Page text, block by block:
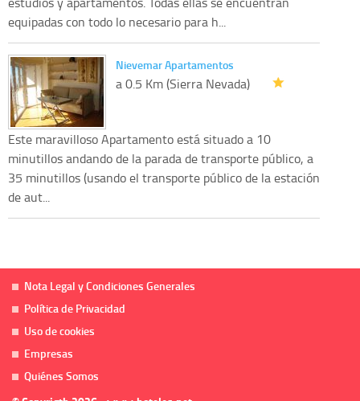
equipadas con todo lo necesario para h...
Nievemar Apartamentos
a 0.5 Km (Sierra Nevada)
Este maravilloso Apartamento está situado a 10
minutillos andando de la parada de transporte público, a
35 minutillos (usando el transporte público de la estación
de aut...
Nota Legal y Condiciones Generales
Política de Privacidad
Uso de cookies
Empresas
Quiénes Somos